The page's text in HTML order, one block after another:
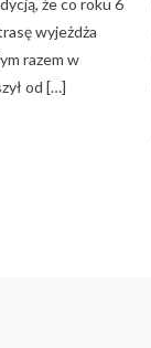
że co roku 6
wyjeżdża
razem w
od […]